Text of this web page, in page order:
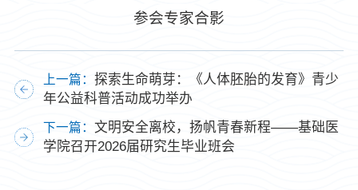
参会专家合影
上一篇： 探索生命萌芽：《人体胚胎的发育》青少
年公益科普活动成功举办
下一篇： 文明安全离校，扬帆青春新程——基础医
学院召开2026届研究生毕业班会